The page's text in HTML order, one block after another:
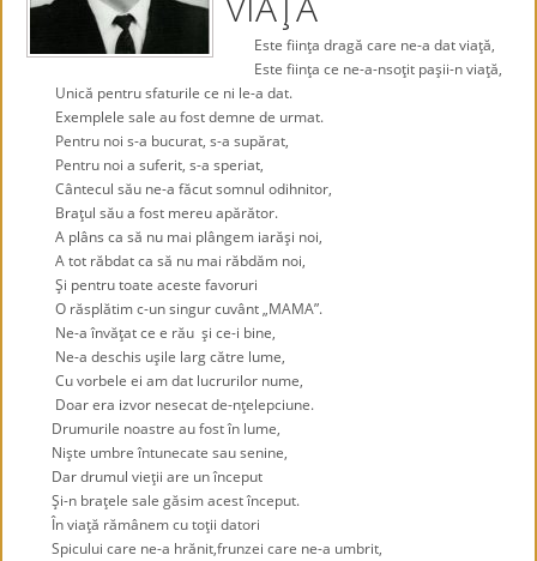
Este fiinţa dragă care ne-a dat viaţă,
Este fiinţa ce ne-a-nsoţit paşii-n viaţă,
Unică pentru sfaturile ce ni le-a dat.
Exemplele sale au fost demne de urmat.
Pentru noi s-a bucurat, s-a supărat,
Pentru noi a suferit, s-a speriat,
Cântecul său ne-a făcut somnul odihnitor,
Braţul său a fost mereu apărător.
A plâns ca să nu mai plângem iarăşi noi,
A tot răbdat ca să nu mai răbdăm noi,
Şi pentru toate aceste favoruri
O răsplătim c-un singur cuvânt „MAMA”.
Ne-a învăţat ce e rău şi ce-i bine,
Ne-a deschis uşile larg către lume,
Cu vorbele ei am dat lucrurilor nume,
Doar era izvor nesecat de-nţelepciune.
Drumurile noastre au fost în lume,
Nişte umbre întunecate sau senine,
Dar drumul vieţii are un început
Şi-n braţele sale găsim acest început.
În viaţă rămânem cu toţii datori
Spicului care ne-a hrănit,frunzei care ne-a umbrit,